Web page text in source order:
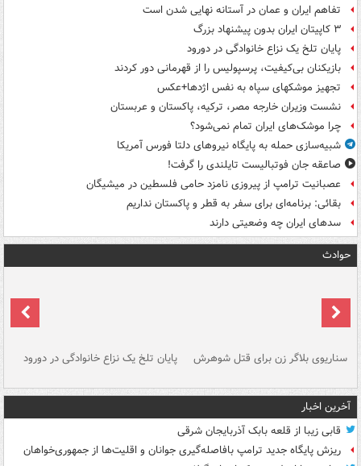
تفاهم ایران و عمان در آستانه نهایی شدن است
۳ کاپیتان ایران بدون پیشنهاد بزرگ
پایان تلخ یک نزاع خانوادگی در دورود
بازیکنان بی‌کیفیت، پرسپولیس را از قهرمانی دور کردند
تجهیز موشکهای سپاه به نفس اژدها+عکس
نشست وزیران خارجه مصر، ترکیه، پاکستان و عربستان
چرا موشک‌های ایران تمام نمی‌شود؟
شبیه‌سازی حمله به پایگاه نیروهای دلتا فورس آمریکا
صاعقه جان فوتبالیست تایلندی را گرفت!
عصبانیت ترامپ از پیروزی نامزد حامی فلسطین در میشیگان
بقائی: برنامه‌ای برای سفر به قطر و پاکستان نداریم
سدهای ایران چه وضعیتی دارند
حوادث
سناریوی بلاگر زن برای قتل شوهرش پایان تلخ یک نزاع خانوادگی در دورود
آخرین اخبار
قابی زیبا از قلعه بابک آذربایجان شرقی
ریزش پایگاه جدید ترامپ بافاصله‌گیری جوانان و اقلیت‌ها از جمهوری‌خواهان